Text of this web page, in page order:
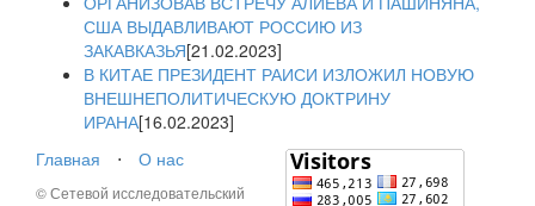
США ВЫДАВЛИВАЮТ РОССИЮ ИЗ
ЗАКАВКАЗЬЯ[21.02.2023]
В КИТАЕ ПРЕЗИДЕНТ РАИСИ ИЗЛОЖИЛ НОВУЮ
ВНЕШНЕПОЛИТИЧЕСКУЮ ДОКТРИНУ
ИРАНА[16.02.2023]
Главная
⋅ О нас
© Сетевой исследовательский